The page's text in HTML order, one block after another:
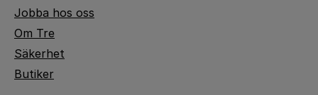
Jobba hos oss
Om Tre
Säkerhet
Butiker